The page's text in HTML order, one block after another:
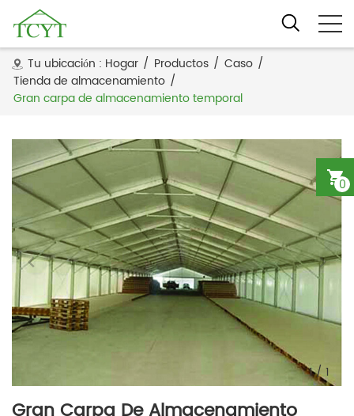
Tu ubicación : Hogar / Productos / Caso /
Tienda de almacenamiento /
Gran carpa de almacenamiento temporal
0
1/1